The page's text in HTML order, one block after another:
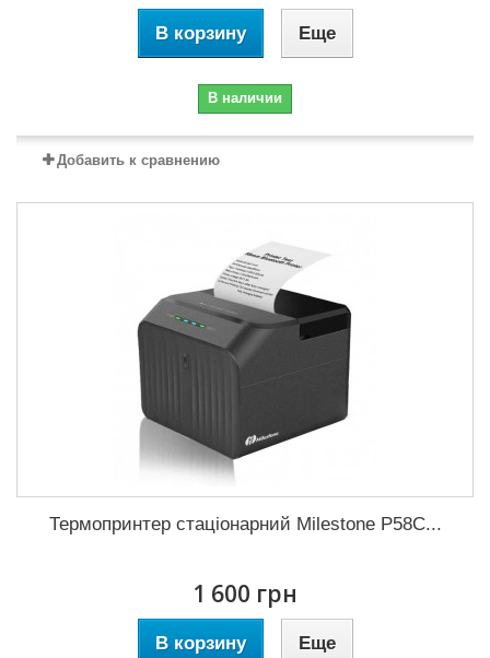
В корзину Еще
В наличии
Добавить к сравнению
Термопринтер стаціонарний Milestone P58C...
1 600 грн
В корзину Еще